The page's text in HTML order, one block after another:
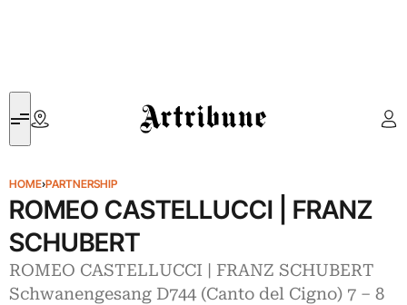
Artribune
HOME›PARTNERSHIP
ROMEO CASTELLUCCI | FRANZ
SCHUBERT
ROMEO CASTELLUCCI | FRANZ SCHUBERT
Schwanengesang D744 (Canto del Cigno) 7 – 8